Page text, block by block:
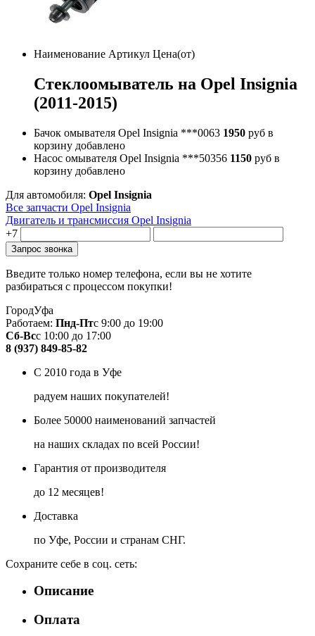
Наименование Артикул Цена(от)
Стеклоомыватель на Opel Insignia
(2011-2015)
Бачок омывателя Opel Insignia ***0063 1950 руб в
корзину добавлено
Насос омывателя Opel Insignia ***50356 1150 руб в
корзину добавлено
Для автомобиля: Opel Insignia
Все запчасти Opel Insignia
Двигатель и трансмиссия Opel Insignia
+7
Введите только номер телефона, если вы не хотите
разбираться с процессом покупки!
ГородУфа
Работаем: Пнд-Птс 9:00 до 19:00
Сб-Всс 10:00 до 17:00
8 (937) 849-85-82
С 2010 года в Уфе
радуем наших покупателей!
Более 50000 наименований запчастей
на наших складах по всей России!
Гарантия от производителя
до 12 месяцев!
Доставка
по Уфе, России и странам СНГ.
Сохраните себе в соц. сеть:
Описание
Оплата